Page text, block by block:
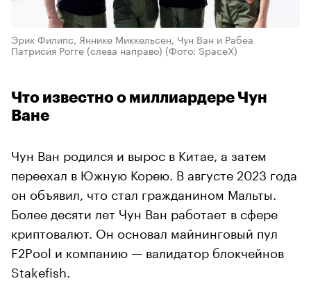
Эрик Филипс, Яннике Миккельсен, Чун Ван и Рабеа
Патрисия Рогге (слева направо) (Фото: SpaceX)
Что известно о миллиардере Чун
Ване
Чун Ван родился и вырос в Китае, а затем
переехал в Южную Корею. В августе 2023 года
он объявил, что стал гражданином Мальты.
Более десяти лет Чун Ван работает в сфере
криптовалют. Он основал майнинговый пул
F2Pool и компанию — валидатор блокчейнов
Stakefish.